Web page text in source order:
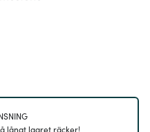
långt lagret räcker!